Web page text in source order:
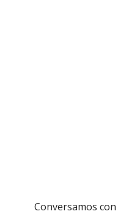
Conversamos con